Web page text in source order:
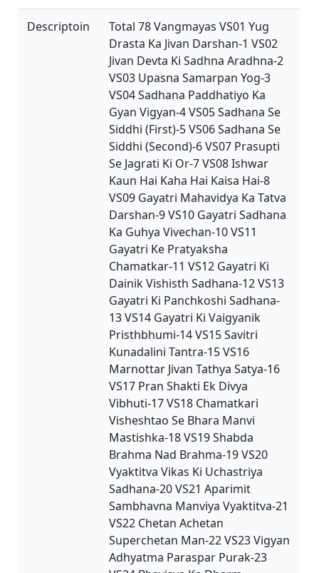
Descriptoin
Total 78 Vangmayas VS01 Yug
Drasta Ka Jivan Darshan-1 VS02
Jivan Devta Ki Sadhna Aradhna-2
VS03 Upasna Samarpan Yog-3
VS04 Sadhana Paddhatiyo Ka
Gyan Vigyan-4 VS05 Sadhana Se
Siddhi (First)-5 VS06 Sadhana Se
Siddhi (Second)-6 VS07 Prasupti
Se Jagrati Ki Or-7 VS08 Ishwar
Kaun Hai Kaha Hai Kaisa Hai-8
VS09 Gayatri Mahavidya Ka Tatva
Darshan-9 VS10 Gayatri Sadhana
Ka Guhya Vivechan-10 VS11
Gayatri Ke Pratyaksha
Chamatkar-11 VS12 Gayatri Ki
Dainik Vishisth Sadhana-12 VS13
Gayatri Ki Panchkoshi Sadhana-
13 VS14 Gayatri Ki Vaigyanik
Pristhbhumi-14 VS15 Savitri
Kunadalini Tantra-15 VS16
Marnottar Jivan Tathya Satya-16
VS17 Pran Shakti Ek Divya
Vibhuti-17 VS18 Chamatkari
Visheshtao Se Bhara Manvi
Mastishka-18 VS19 Shabda
Brahma Nad Brahma-19 VS20
Vyaktitva Vikas Ki Uchastriya
Sadhana-20 VS21 Aparimit
Sambhavna Manviya Vyaktitva-21
VS22 Chetan Achetan
Superchetan Man-22 VS23 Vigyan
Adhyatma Paraspar Purak-23